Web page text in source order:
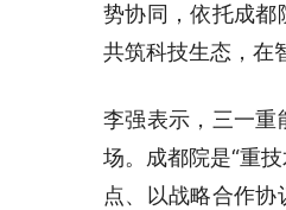
势协同，依托成都
共筑科技生态，在
李强表示，三一重
场。成都院是“重
点、以战略合作